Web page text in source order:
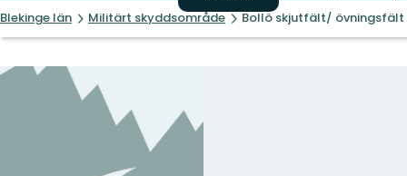
Blekinge län Militärt skyddsområde Bollö skjutfält/ övningsfält